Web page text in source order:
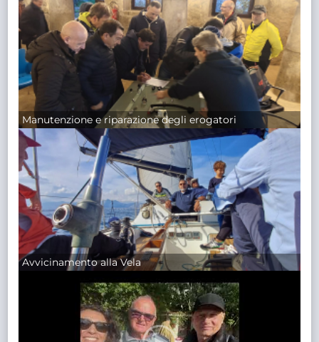
Manutenzione e riparazione degli erogatori
Avvicinamento alla Vela